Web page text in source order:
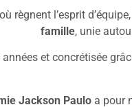
règnent l’esprit
famille, unie
et concrétisée
Jackson Pauloa pour